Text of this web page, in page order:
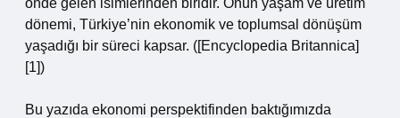
önde gelen isimlerinden biridir. Onun yaşam ve üretim
dönemi, Türkiye’nin ekonomik ve toplumsal dönüşüm
yaşadığı bir süreci kapsar. ([Encyclopedia Britannica]
[1])
Bu yazıda ekonomi perspektifinden baktığımızda